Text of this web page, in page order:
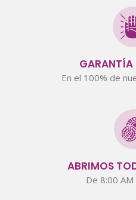
GARANTÍA
En el 100% de
ABRIMOS
De 8:00